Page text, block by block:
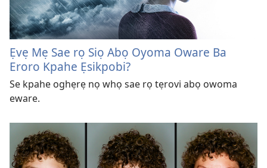
Ẹvẹ Mẹ Sae rọ Siọ Abọ Oyoma Oware Ba
Eroro Kpahe Ẹsikpobi?
Se kpahe oghẹrẹ nọ whọ sae rọ tẹrovi abọ owoma
eware.